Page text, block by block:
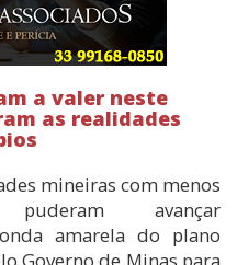
a valer neste
as realidades
mineiras com menos
puderam avançar
amarela do plano